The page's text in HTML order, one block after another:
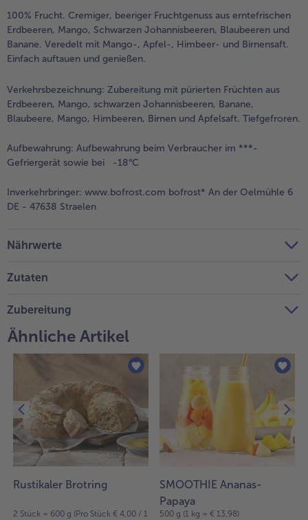
Weiterempfehlen &
100% Frucht. Cremiger, beeriger Fruchtgenuss aus erntefrischen
Erdbeeren, Mango, Schwarzen Johannisbeeren, Blaubeeren und
Banane. Veredelt mit Mango-, Apfel-, Himbeer- und Birnensaft.
Einfach auftauen und genießen.
Verkehrsbezeichnung: Zubereitung mit pürierten Früchten aus
Erdbeeren, Mango, schwarzen Johannisbeeren, Banane,
Blaubeere, Mango, Himbeeren, Birnen und Apfelsaft. Tiefgefroren.
Aufbewahrung: Aufbewahrung beim Verbraucher im ***-
Gefriergerät sowie bei -18°C
Inverkehrbringer: www.bofrost.com bofrost* An der Oelmühle 6
DE - 47638 Straelen
Nährwerte
Zutaten
Zubereitung
Ähnliche Artikel
Rustikaler Brotring
2 Stück = 600 g (Pro Stück € 4,00 / 1
SMOOTHIE Ananas-
Papaya
500 g (1 kg = € 13,98)